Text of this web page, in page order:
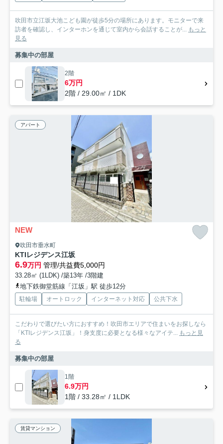
吹田市立江坂大池こども園が徒歩5分の場所にあります。モニターで来
訪者を確認し、インターホンを通じて室内から会話することが... もっと
見る
募集中の部屋
2階
6万円
2階 / 29.00㎡ / 1DK
アパート
NEW
吹田市垂水町
KTIレジデンス江坂
6.9万円 管理/共益費5,000円
33.28㎡ (1LDK) /築13年 /3階建
地下鉄御堂筋線「江坂」駅 徒歩12分
駐輪場 オートロック インターネット対応 公共下水
こだわりで選びたい方におすすめ！吹田市エリアで住まいをお探しなら
「KTIレジデンス江坂」！身支度に必要となる様々なアイテ... もっと見
る
募集中の部屋
1階
6.9万円
1階 / 33.28㎡ / 1LDK
賃貸マンション